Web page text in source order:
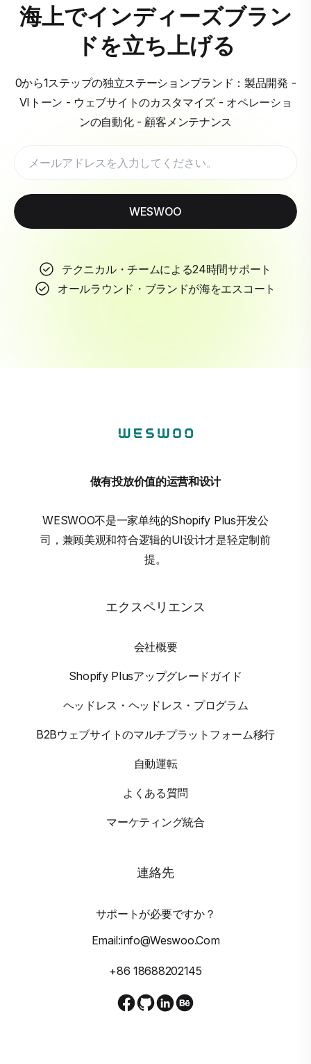
海上でインディーズブラン
ドを立ち上げる
0から1ステップの独立ステーションブランド：製品開発 -
VIトーン - ウェブサイトのカスタマイズ - オペレーショ
ンの自動化 - 顧客メンテナンス
WESWOO
テクニカル・チームによる24時間サポート
オールラウンド・ブランドが海をエスコート
做有投放价值的运营和设计
WESWOO不是一家单纯的Shopify Plus开发公
司，兼顾美观和符合逻辑的UI设计才是轻定制前
提。
エクスペリエンス
会社概要
Shopify Plusアップグレードガイド
ヘッドレス・ヘッドレス・プログラム
B2Bウェブサイトのマルチプラットフォーム移行
自動運転
よくある質問
マーケティング統合
連絡先
サポートが必要ですか？
Email:info@weswoo.com
+86 18688202145